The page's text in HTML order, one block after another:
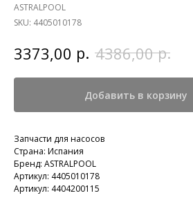
ASTRALPOOL
SKU: 4405010178
3373,00 р. 4386,00 р.
Добавить в корзину
Запчасти для насосов
Страна: Испания
Бренд: ASTRALPOOL
Артикул: 4405010178
Артикул: 4404200115